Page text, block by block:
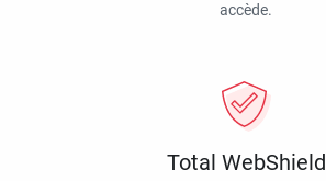
accède.
Total WebShield